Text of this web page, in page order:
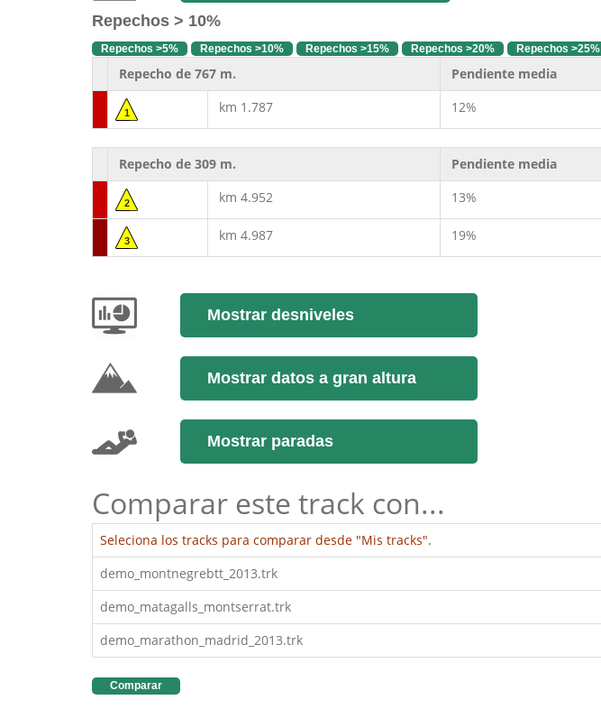
Repechos > 10%
Repechos >5% Repechos >10% Repechos >15% Repechos >20% Repechos >25%
Repecho de 767 m. Pendiente media
1 km 1.787 12%
Repecho de 309 m. Pendiente media
2 km 4.952 13%
3 km 4.987 19%
Mostrar desniveles
Mostrar datos a gran altura
Mostrar paradas
Comparar este track con...
Seleciona los tracks para comparar desde "Mis tracks".
demo_montnegrebtt_2013.trk
demo_matagalls_montserrat.trk
demo_marathon_madrid_2013.trk
Comparar